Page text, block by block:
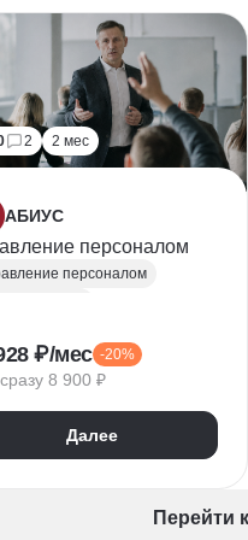
2 2 мес
АБИУС
персоналом
персоналом
Трудовое законодательство
₽/мес -20%
8 900 ₽
Далее
Перейти